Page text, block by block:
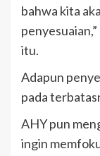
bahwa kita
itu.
Adapun
pada
AHY pun
ingin